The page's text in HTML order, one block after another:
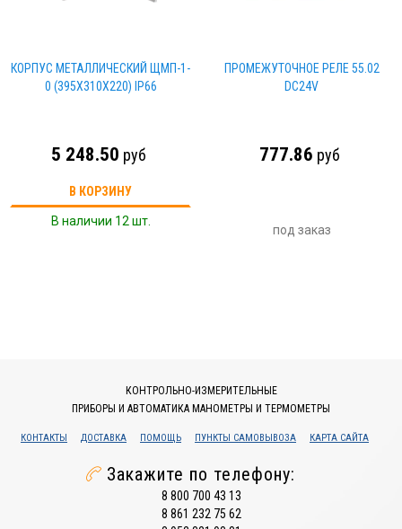
КОРПУС МЕТАЛЛИЧЕСКИЙ ЩМП-1-
0 (395Х310Х220) IP66
5 248.50 руб
В КОРЗИНУ
В наличии 12 шт.
ПРОМЕЖУТОЧНОЕ РЕЛЕ 55.02
DC24V
777.86 руб
под заказ
КОНТРОЛЬНО-ИЗМЕРИТЕЛЬНЫЕ
ПРИБОРЫ И АВТОМАТИКА МАНОМЕТРЫ И ТЕРМОМЕТРЫ
КОНТАКТЫ ДОСТАВКА ПОМОЩЬ ПУНКТЫ САМОВЫВОЗА КАРТА САЙТА
Закажите по телефону:
8 800 700 43 13
8 861 232 75 62